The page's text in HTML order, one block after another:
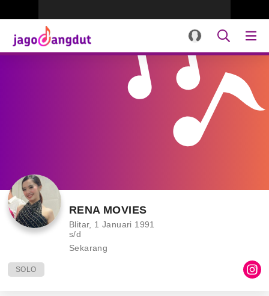
RENA MOVIES
Blitar, 1 Januari 1991
s/d
Sekarang
SOLO